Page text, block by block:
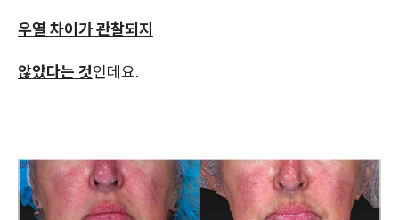
우열 차이가 관찰되지
않았다는 것인데요.